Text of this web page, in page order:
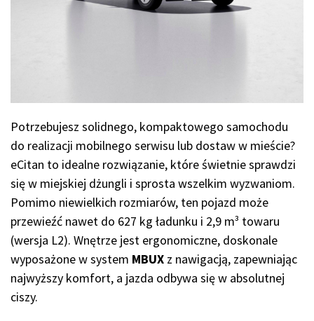
Potrzebujesz solidnego, kompaktowego samochodu
do realizacji mobilnego serwisu lub dostaw w mieście?
eCitan to idealne rozwiązanie, które świetnie sprawdzi
się w miejskiej dżungli i sprosta wszelkim wyzwaniom.
Pomimo niewielkich rozmiarów, ten pojazd może
przewieźć nawet do 627 kg ładunku i 2,9 m³ towaru
(wersja L2). Wnętrze jest ergonomiczne, doskonale
wyposażone w system MBUX z nawigacją, zapewniając
najwyższy komfort, a jazda odbywa się w absolutnej
ciszy.